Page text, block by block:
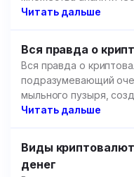
площадок.
Читать дальше
Вся правда о
Вся правда о
подразумевающий
мыльного пузыря,
но речь пойдет не об
Читать дальше
Виды
денег